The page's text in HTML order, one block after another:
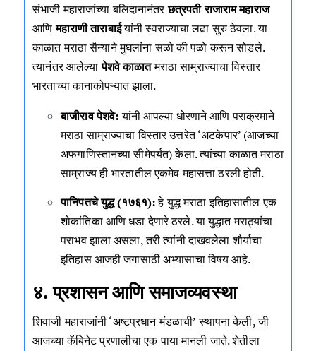
संभाजी महाराजांच्या बलिदानानंतरछत्रपती राजाराम महाराज
आणिमहाराणी ताराबाईयांनी स्वराज्याचा लढा सुरु ठेवला. या
काळात मराठा सैन्याने मुघलांना सळो की पळो करून सोडले.
त्यानंतर आलेल्यापेशवे काळातमराठा साम्राज्याचा विस्तार
भारताच्या कानाकोपऱ्यात झाला.
बाजीराव पेशवे:यांनी आपल्या धोरणाने आणि पराक्रमाने
मराठा साम्राज्याचा विस्तार उत्तरेत ‘अटकेपार’ (आजच्या
अफगाणिस्तानच्या सीमेपर्यंत) केला. त्यांच्या काळात मराठा
साम्राज्य ही भारतातील एकमेव महासत्ता ठरली होती.
पानिपतचे युद्ध (१७६१):हे युद्ध मराठा इतिहासातील एक
शोकांतिका आणि धडा देणारे ठरले. या युद्धात मराठ्यांचा
पराभव झाला असला, तरी त्यांनी दाखवलेला शौर्याचा
इतिहास आजही जगासाठी अभ्यासाचा विषय आहे.
४. प्रशासन आणि समाजव्यवस्था
शिवाजी महाराजांनी ‘अष्टप्रधान मंडळाची’ स्थापना केली, जी
आजच्या कॅबिनेट प्रणालीचा एक पाया मानली जाते. शेतीला